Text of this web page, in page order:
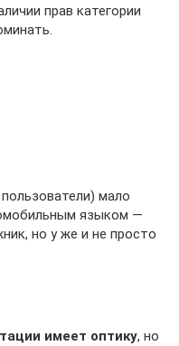
прав категории
мало
языком —
но у же и не просто
имеет оптику, но